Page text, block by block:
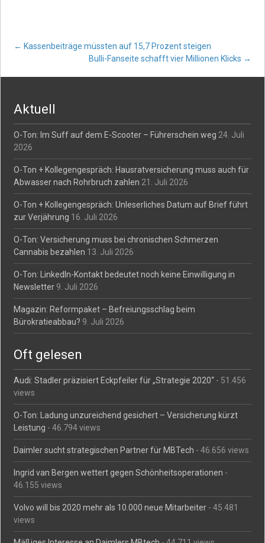
Post
← Kassenbeiträge müssten auf 15,7 Prozent steigen
Bulli-Fanseite schafft vier Millionen Klicks →
Aktuell
O-Ton: Im Suff auf dem E-Scooter – Führerschein weg 24. Juli
2026
O-Ton + Kollegengespräch: Hausratversicherung muss auch für
Abwasser nach Rohrbruch zahlen 21. Juli 2026
O-Ton + Kollegengespräch: Unleserliches Datum auf Brief führt
zur Verjährung 16. Juli 2026
O-Ton: Versicherung muss bei chronischen Schmerzen
Cannabis bezahlen 13. Juli 2026
O-Ton: LinkedIn-Kontakt bedeutet noch keine Einwilligung in
Newsletter 9. Juli 2026
Magazin: Reformpaket – Befreiungsschlag beim
Bürokratieabbau? 9. Juli 2026
Oft gelesen
Audi: Stadler präzisiert Eckpfeiler für „Strategie 2020“ - 51.456
views
O-Ton: Ladung unzureichend gesichert – Versicherung kürzt
Leistung - 46.794 views
Daimler sucht strategischen Partner für MBTech - 46.656 views
Ingrid van Bergen wettert gegen Schönheitsoperationen -
46.155 views
Volvo will bis 2020 mehr als 10.000 neue Mitarbeiter - 45.481
views